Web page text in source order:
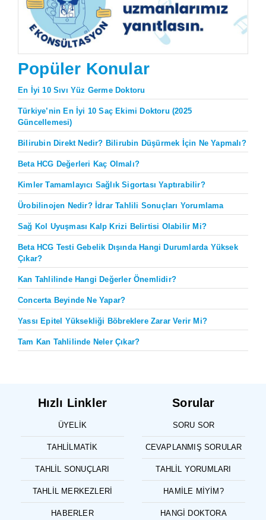
Popüler Konular
En İyi 10 Sıvı Yüz Germe Doktoru
Türkiye’nin En İyi 10 Saç Ekimi Doktoru (2025
Güncellemesi)
Bilirubin Direkt Nedir? Bilirubin Düşürmek İçin Ne Yapmalı?
Beta HCG Değerleri Kaç Olmalı?
Kimler Tamamlayıcı Sağlık Sigortası Yaptırabilir?
Ürobilinojen Nedir? İdrar Tahlili Sonuçları Yorumlama
Sağ Kol Uyuşması Kalp Krizi Belirtisi Olabilir Mi?
Beta HCG Testi Gebelik Dışında Hangi Durumlarda Yüksek
Çıkar?
Kan Tahlilinde Hangi Değerler Önemlidir?
Concerta Beyinde Ne Yapar?
Yassı Epitel Yüksekliği Böbreklere Zarar Verir Mi?
Tam Kan Tahlilinde Neler Çıkar?
Hızlı Linkler
ÜYELIK
TAHLILMATIK
TAHLIL SONUÇLARI
TAHLIL MERKEZLERI
HABERLER
Sorular
SORU SOR
CEVAPLANMIŞ SORULAR
TAHLIL YORUMLARI
HAMILE MIYIM?
HANGI DOKTORA